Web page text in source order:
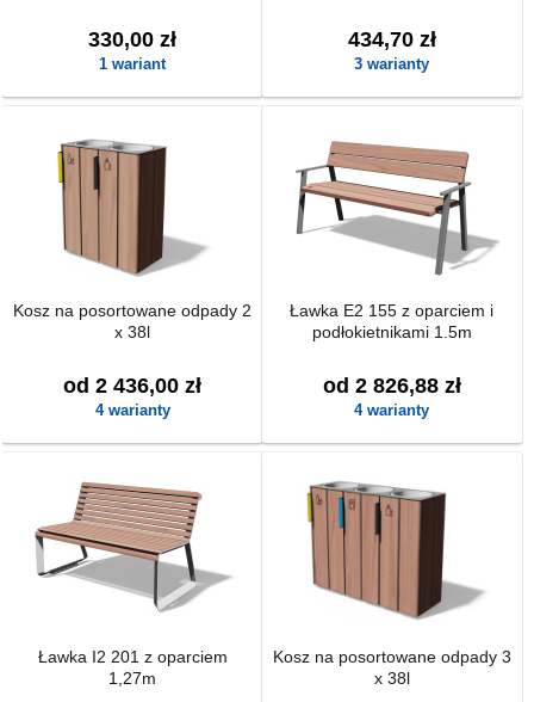
330,00 zł
1 wariant
434,70 zł
3 warianty
Kosz na posortowane odpady 2
x 38l
od 2 436,00 zł
4 warianty
Ławka E2 155 z oparciem i
podłokietnikami 1.5m
od 2 826,88 zł
4 warianty
Ławka I2 201 z oparciem
1,27m
Kosz na posortowane odpady 3
x 38l